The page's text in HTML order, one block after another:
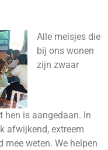
Alle meisjes die
bij ons wonen
zijn zwaar
hen is aangedaan. In
afwijkend, extreem
mee weten. We helpen